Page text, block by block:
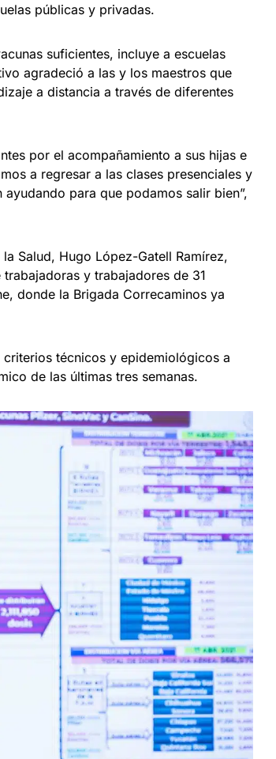
públicas y privadas.
suficientes, incluye a escuelas
agradeció a las y los maestros que
a distancia a través de diferentes
por el acompañamiento a sus hijas e
a regresar a las clases presenciales y
para que podamos salir bien”,
Salud, Hugo López-Gatell Ramírez,
y trabajadores de 31
donde la Brigada Correcaminos ya
técnicos y epidemiológicos a
de las últimas tres semanas.